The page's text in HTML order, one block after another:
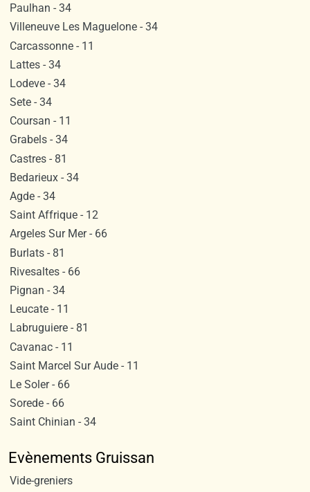
Paulhan - 34
Villeneuve Les Maguelone - 34
Carcassonne - 11
Lattes - 34
Lodeve - 34
Sete - 34
Coursan - 11
Grabels - 34
Castres - 81
Bedarieux - 34
Agde - 34
Saint Affrique - 12
Argeles Sur Mer - 66
Burlats - 81
Rivesaltes - 66
Pignan - 34
Leucate - 11
Labruguiere - 81
Cavanac - 11
Saint Marcel Sur Aude - 11
Le Soler - 66
Sorede - 66
Saint Chinian - 34
Evènements Gruissan
Vide-greniers